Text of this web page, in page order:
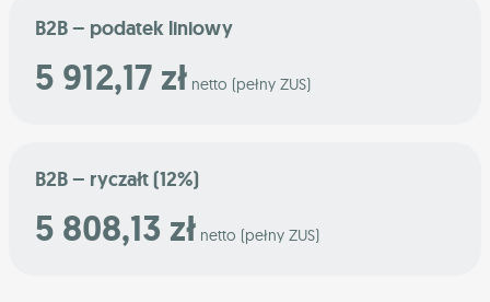
B2B – podatek liniowy
5 912,17 zł netto (pełny ZUS)
B2B – ryczałt (12%)
5 808,13 zł netto (pełny ZUS)